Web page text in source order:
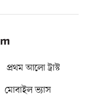
প্রথম আলো ট্রাস্ট
মোবাইল ভ্যাস